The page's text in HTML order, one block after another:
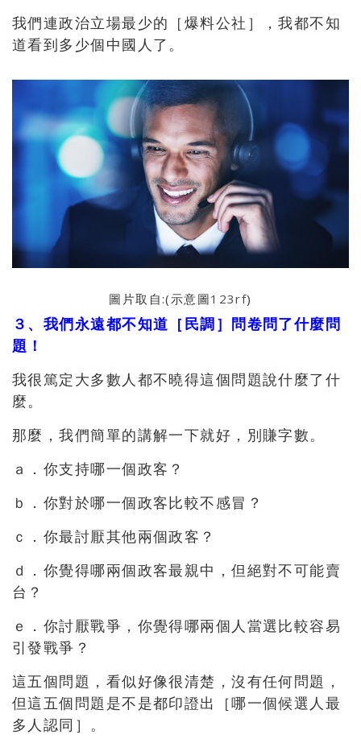
我們連政治立場最少的［爆料公社］，我都不知
道看到多少個中國人了。
圖片取自:(示意圖123rf)
３、我們永遠都不知道［民調］問卷問了什麼問
題！
我很篤定大多數人都不曉得這個問題說什麼了什
麼。
那麼，我們簡單的講解一下就好，別賺字數。
ａ．你支持哪一個政客？
ｂ．你對於哪一個政客比較不感冒？
ｃ．你最討厭其他兩個政客？
ｄ．你覺得哪兩個政客最親中，但絕對不可能賣
台？
ｅ．你討厭戰爭，你覺得哪兩個人當選比較容易
引發戰爭？
這五個問題，看似好像很清楚，沒有任何問題，
但這五個問題是不是都印證出［哪一個候選人最
多人認同］。